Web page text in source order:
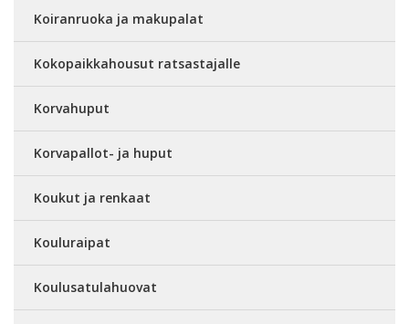
Koiranruoka ja makupalat
Kokopaikkahousut ratsastajalle
Korvahuput
Korvapallot- ja huput
Koukut ja renkaat
Kouluraipat
Koulusatulahuovat